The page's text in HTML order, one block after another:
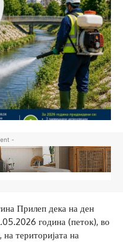
-
Прилеп дека на ден
година (петок), во
територијата на